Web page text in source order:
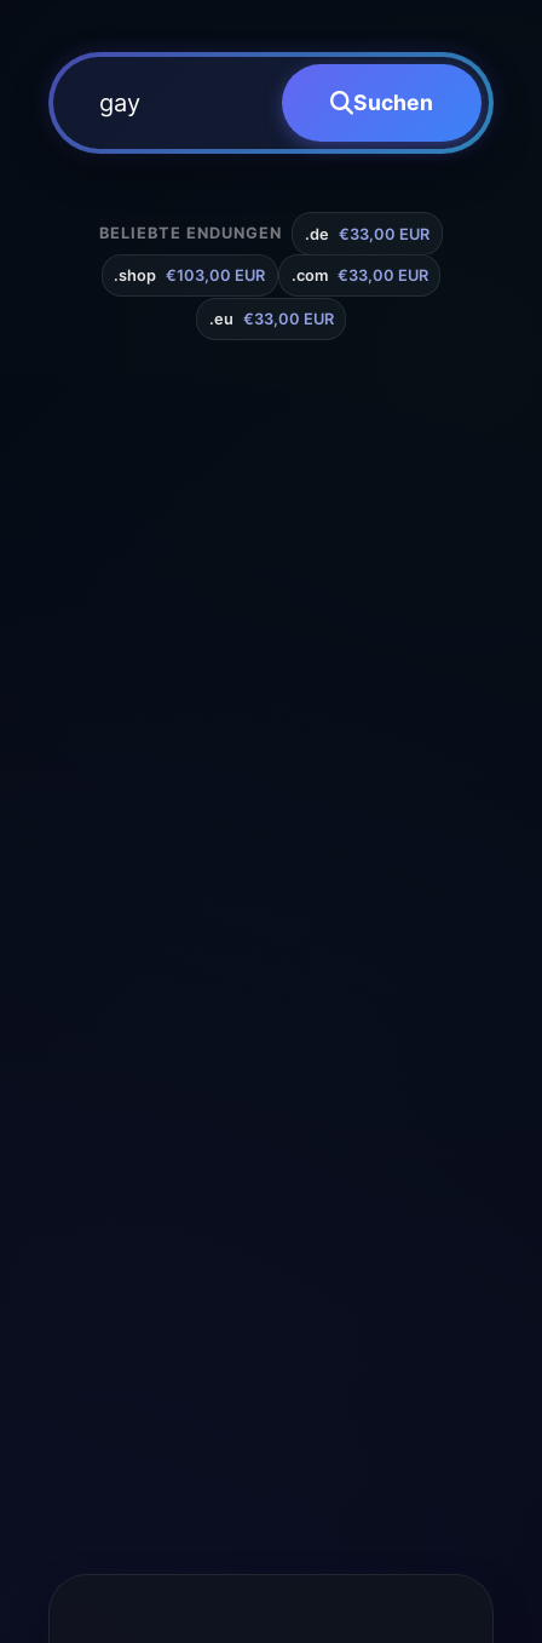
Suchen
BELIEBTE ENDUNGEN .de €33,00 EUR
.shop €103,00 EUR .com €33,00 EUR
.eu €33,00 EUR